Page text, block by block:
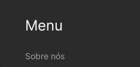
Menu
Sobre nós